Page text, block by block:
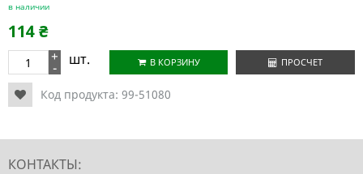
в наличии
114₴
+
- шт. В КОРЗИНУ ПРОСЧЕТ
Код продукта: 99-51080
КОНТАКТЫ: